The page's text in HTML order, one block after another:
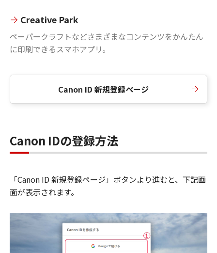
Creative Park
ペーパークラフトなどさまざまなコンテンツをかんたん
に印刷できるスマホアプリ。
Canon ID 新規登録ページ
Canon IDの登録方法
「Canon ID 新規登録ページ」ボタンより進むと、下記画
面が表示されます。